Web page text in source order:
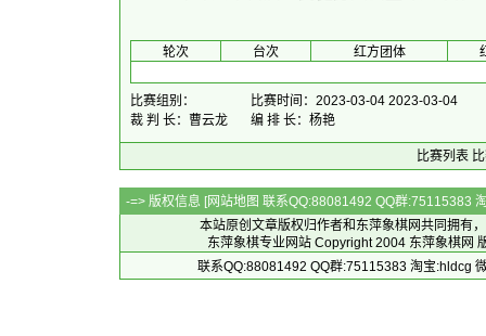
轮次 台次 红方团体
比赛组别：
比赛时间：2023-03-04 2023-03-04
裁 判 长：曹云龙
编 排 长：杨艳
比赛列表
-=> 版权信息 [网站地图 联系QQ:88081492 QQ群:75115383
本站原创文章版权归作者和 东萍象棋网共同拥有
东萍象棋专业网站 Copyright 2004 东萍象棋网
联系QQ:88081492 QQ群:75115383 淘宝:hldcg